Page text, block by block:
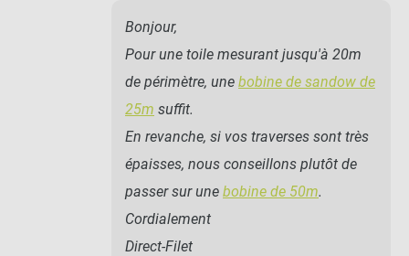
Bonjour,
Pour une toile mesurant jusqu'à 20m
de périmètre, une bobine de sandow de
25m suffit.
En revanche, si vos traverses sont très
épaisses, nous conseillons plutôt de
passer sur une bobine de 50m.
Cordialement
Direct-Filet